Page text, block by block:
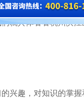
在怎么样去努力学
就具体看看杭州滨
趣，对知识的掌握